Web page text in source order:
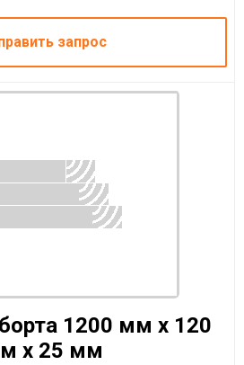
запрос
1200 мм x 120
x 25 мм